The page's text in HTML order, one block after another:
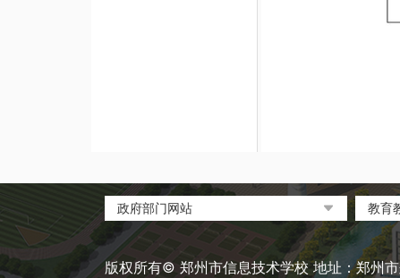
政府部门网站
中国政府网
河南省人民政府
教育
教
中国
版权所有© 郑州市信息技术学校 地址：郑州